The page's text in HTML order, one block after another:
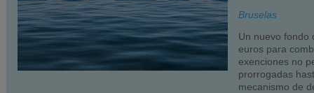
Bruselas
Un nuevo fondo
euros para
exenciones no
prorrogadas
mecanismo de